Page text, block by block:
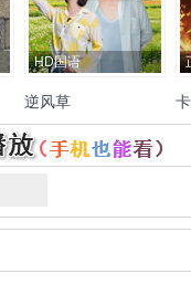
王
HD国语
逆风草
任明生 韩芮莹 何李帅克